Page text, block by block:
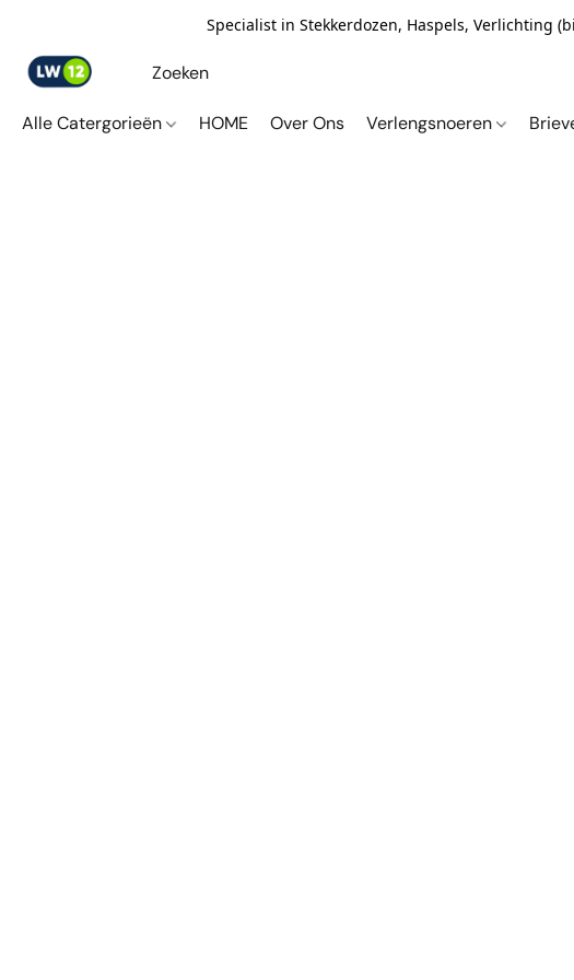
Specialist in Stekkerdozen, Haspels, Verlichting
Alle Catergorieën HOME Over Ons Verlengsnoeren